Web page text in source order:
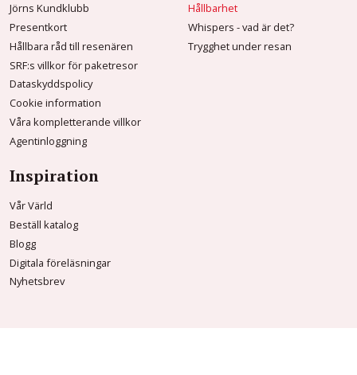
Jörns Kundklubb
Presentkort
Hållbara råd till resenären
SRF:s villkor för paketresor
Dataskyddspolicy
Cookie information
Våra kompletterande villkor
Agentinloggning
Hållbarhet
Whispers - vad är det?
Trygghet under resan
Inspiration
Vår Värld
Beställ katalog
Blogg
Digitala föreläsningar
Nyhetsbrev